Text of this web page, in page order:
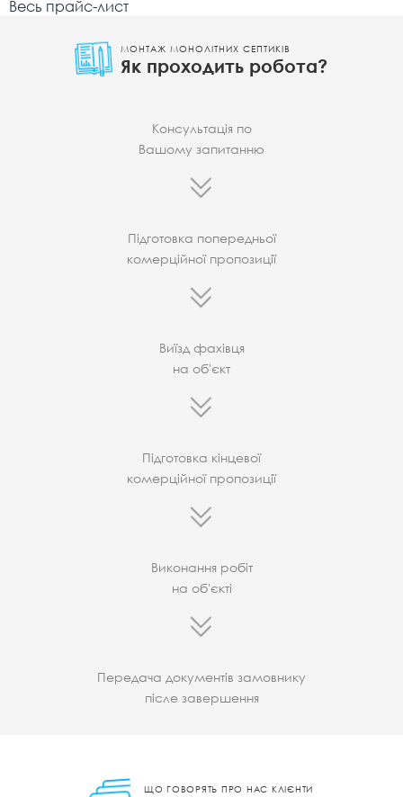
Весь прайс-лист
МОНТАЖ МОНОЛІТНИХ СЕПТИКІВ
Як проходить робота?
Консультація по
Вашому запитанню
Підготовка попередньої
комерційної пропозиції
Виїзд фахівця
на об'єкт
Підготовка кінцевої
комерційної пропозиції
Виконання робіт
на об'єкті
Передача документів замовнику
післе завершення
ЩО ГОВОРЯТЬ ПРО НАС КЛІЄНТИ